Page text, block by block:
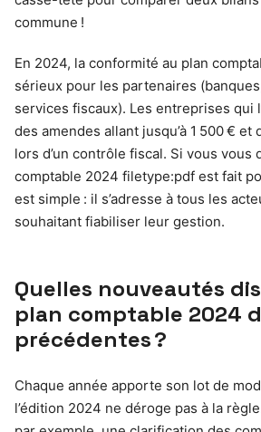
commune !
En 2024, la conformité au plan
sérieux pour les partenaires
services fiscaux). Les entreprises qui
des amendes allant jusqu’à 1 500 € et
lors d’un contrôle fiscal. Si vous vous
comptable 2024 filetype:pdf est fait
est simple : il s’adresse à tous les
souhaitant fiabiliser leur gestion.
Quelles nouveautés
plan comptable 2024
précédentes ?
Chaque année apporte son lot de
l’édition 2024 ne déroge pas à la